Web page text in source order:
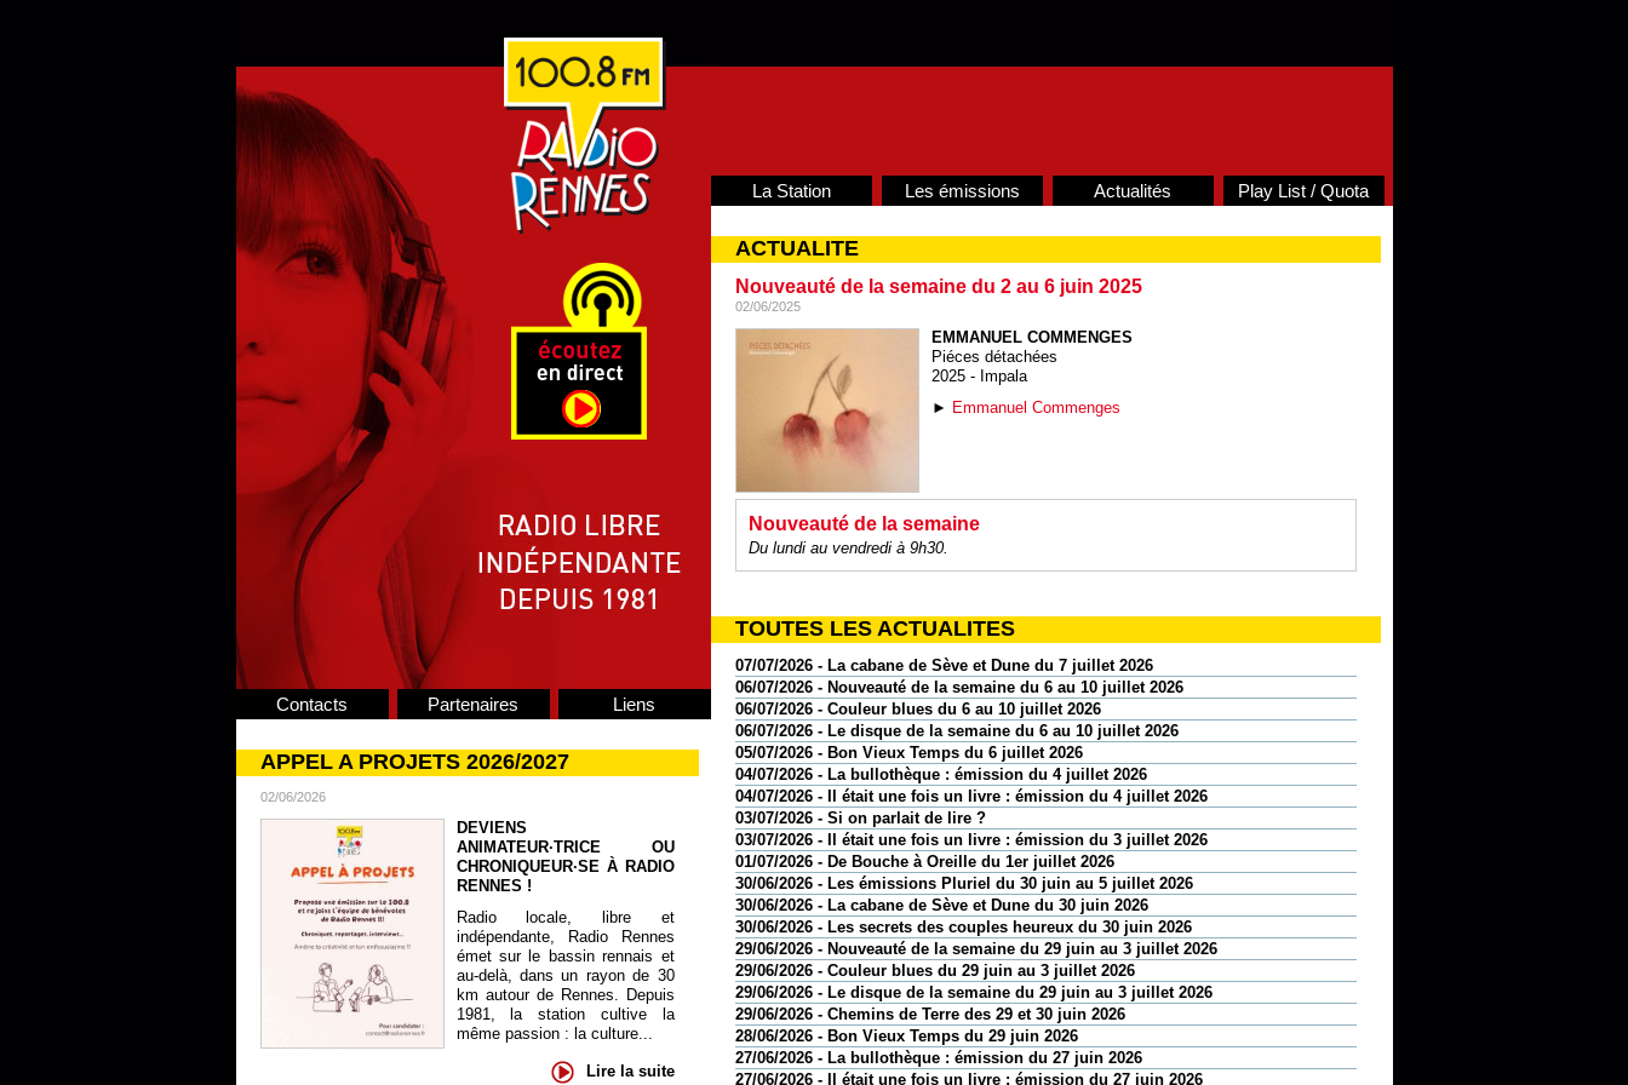
Contacts Partenaires Liens
APPEL A PROJETS 2026/2027
02/06/2026
DEVIENS
ANIMATEUR·TRICE OU
CHRONIQUEUR·SE À RADIO
RENNES !
Radio locale, libre et
indépendante, Radio Rennes
émet sur le bassin rennais et
au-delà, dans un rayon de 30
km autour de Rennes. Depuis
1981, la station cultive la
même passion : la culture...
Lire la suite
La Station Les émissions Actualités Play List / Quota
ACTUALITE
Nouveauté de la semaine du 2 au 6 juin 2025
02/06/2025
EMMANUEL COMMENGES
Piéces détachées
2025 - Impala
► Emmanuel Commenges
Nouveauté de la semaine
Du lundi au vendredi à 9h30.
TOUTES LES ACTUALITES
07/07/2026 - La cabane de Sève et Dune du 7 juillet 2026
06/07/2026 - Nouveauté de la semaine du 6 au 10 juillet 2026
06/07/2026 - Couleur blues du 6 au 10 juillet 2026
06/07/2026 - Le disque de la semaine du 6 au 10 juillet 2026
05/07/2026 - Bon Vieux Temps du 6 juillet 2026
04/07/2026 - La bullothèque : émission du 4 juillet 2026
04/07/2026 - Il était une fois un livre : émission du 4 juillet 2026
03/07/2026 - Si on parlait de lire ?
03/07/2026 - Il était une fois un livre : émission du 3 juillet 2026
01/07/2026 - De Bouche à Oreille du 1er juillet 2026
30/06/2026 - Les émissions Pluriel du 30 juin au 5 juillet 2026
30/06/2026 - La cabane de Sève et Dune du 30 juin 2026
30/06/2026 - Les secrets des couples heureux du 30 juin 2026
29/06/2026 - Nouveauté de la semaine du 29 juin au 3 juillet 2026
29/06/2026 - Couleur blues du 29 juin au 3 juillet 2026
29/06/2026 - Le disque de la semaine du 29 juin au 3 juillet 2026
29/06/2026 - Chemins de Terre des 29 et 30 juin 2026
28/06/2026 - Bon Vieux Temps du 29 juin 2026
27/06/2026 - La bullothèque : émission du 27 juin 2026
27/06/2026 - Il était une fois un livre : émission du 27 juin 2026